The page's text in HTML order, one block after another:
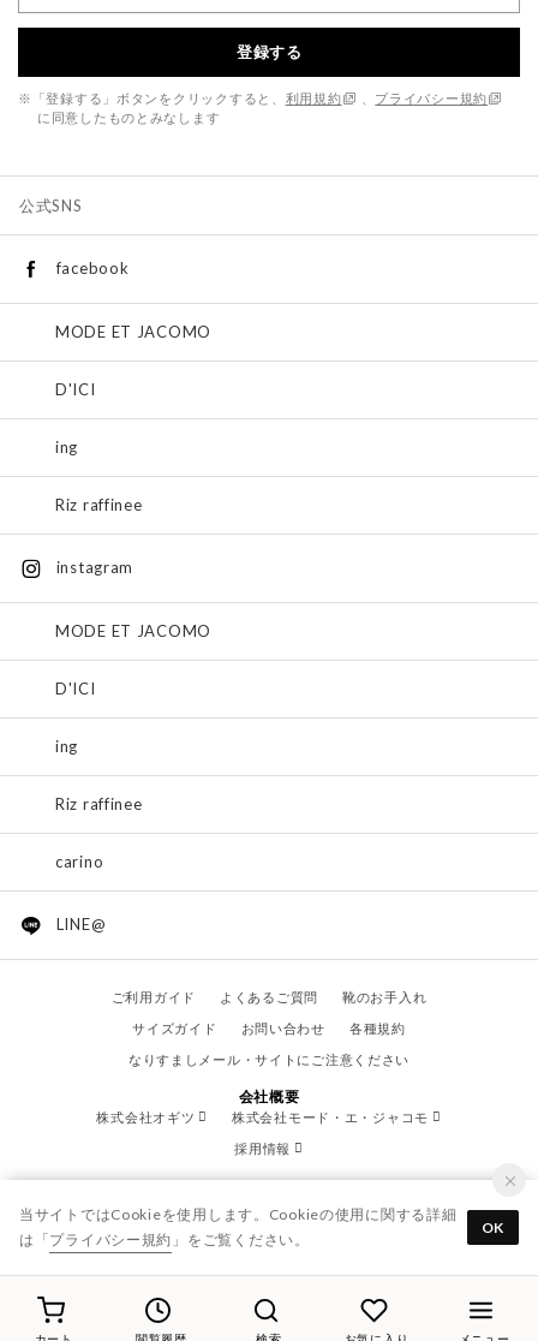
登録する
※「登録する」ボタンをクリックすると、 利用規約
プライバシー規約
に同意したものとみなします
公式SNS
facebook
MODE ET JACOMO
D'ICI
ing
Riz raffinee
instagram
MODE ET JACOMO
D'ICI
ing
Riz raffinee
carino
LINE@
ご利用ガイド よくあるご質問
靴のお手入れ
サイズガイド
お問い合わせ
各種規約
なりすましメール・サイトにご注意ください
会社概要
株式会社オギツ
株式会社モード・エ・ジャコモ
採用情報
© OGITSU CO.,LTD. / All Right Reserved.
当サイトではCookieを使用します。Cookieの使用に関する詳細
は「プライバシー規約 」をご覧ください。
OK